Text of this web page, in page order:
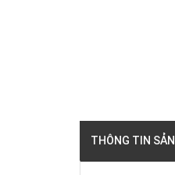
THÔNG TIN